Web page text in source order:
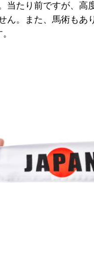
当たり前ですが、高
ん。また、馬術もあ